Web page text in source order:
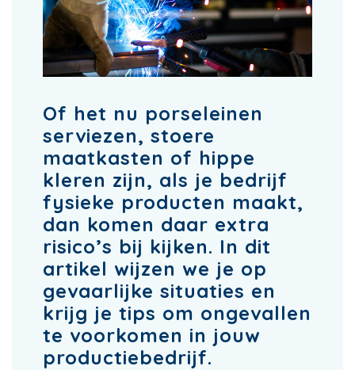
Of het nu porseleinen
serviezen, stoere
maatkasten of hippe
kleren zijn, als je bedrijf
fysieke producten maakt,
dan komen daar extra
risico’s bij kijken. In dit
artikel wijzen we je op
gevaarlijke situaties en
krijg je tips om ongevallen
te voorkomen in jouw
productiebedrijf.